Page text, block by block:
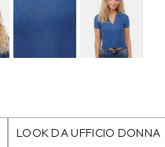
LOOK DA UFFICIO DONNA